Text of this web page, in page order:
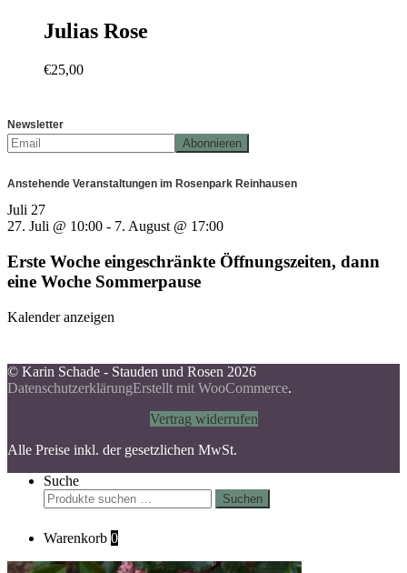
Julias Rose
€25,00
Newsletter
Anstehende Veranstaltungen im Rosenpark Reinhausen
Juli 27
27. Juli @ 10:00 - 7. August @ 17:00
Erste Woche eingeschränkte Öffnungszeiten, dann
eine Woche Sommerpause
Kalender anzeigen
© Karin Schade - Stauden und Rosen 2026
DatenschutzerklärungErstellt mit WooCommerce.
Vertrag widerrufen
Alle Preise inkl. der gesetzlichen MwSt.
Suche
Suchen
nach:
Suchen
Warenkorb 0